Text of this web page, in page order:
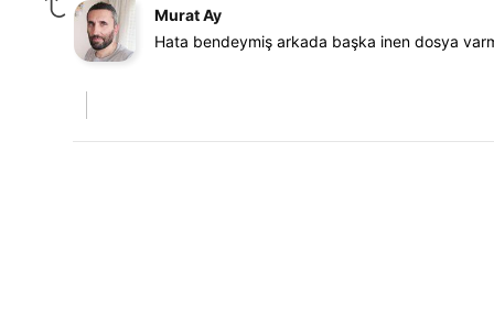
Murat Ay
Hata bendeymiş arkada başka inen dosya